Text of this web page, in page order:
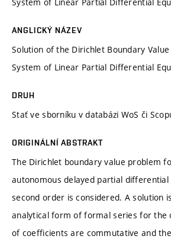
ANGLICKÝ NÁZEV
Solution of the Dirichlet Boundary
System of Linear Partial Differential
DRUH
Stať ve sborníku v databázi WoS či
ORIGINÁLNÍ ABSTRAKT
The Dirichlet boundary value problem
autonomous delayed partial
second order is considered. A solution
analytical form of formal series for the
of coefficients are commutative and